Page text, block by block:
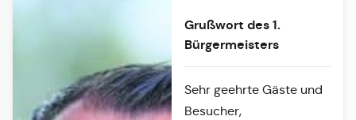
Grußwort des 1.
Bürgermeisters
Sehr geehrte Gäste und
Besucher,